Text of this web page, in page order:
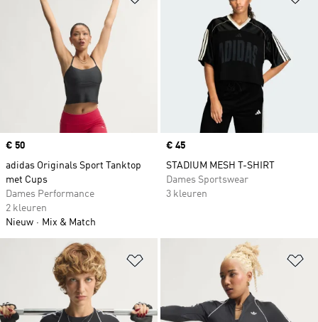
Price
€ 50
adidas Originals Sport Tanktop
met Cups
Dames Performance
2 kleuren
Nieuw
Mix & Match
Price
€ 45
STADIUM MESH T-SHIRT
Dames Sportswear
3 kleuren
Op verlanglijst zetten